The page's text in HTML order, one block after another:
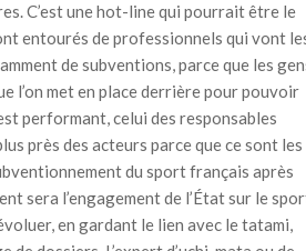
C’est une hot-line qui pourrait être le
entourés de professionnels qui vont
de subventions, parce que les
l’on met en place derrière pour pouvoir
performant, celui des responsables
près des acteurs parce que ce sont les
du sport français après
sera l’engagement de l’État sur le
en gardant le lien avec le tatami,